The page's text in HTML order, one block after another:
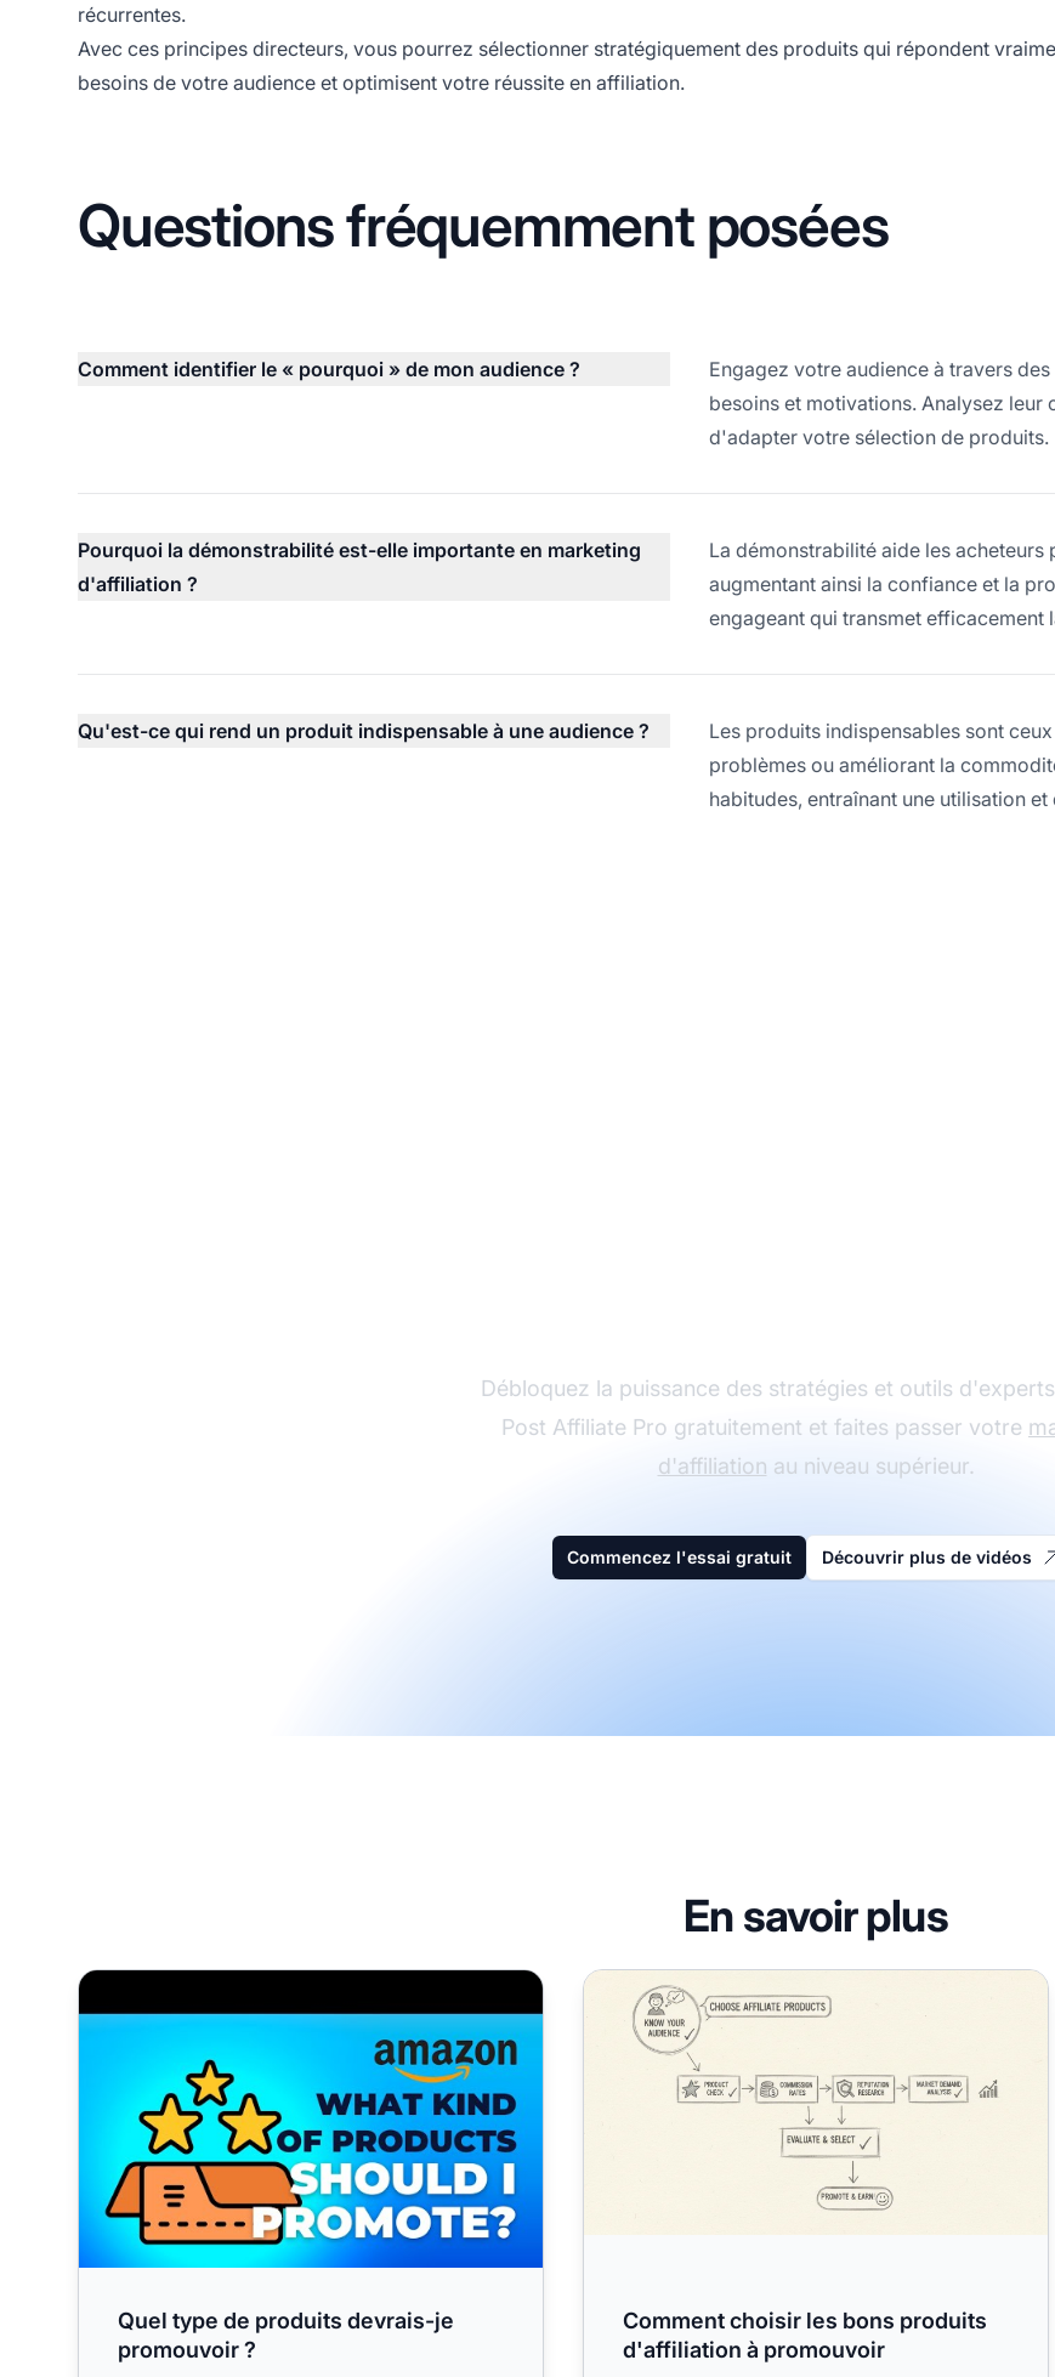
récurrentes.
Avec ces principes directeurs, vous pourrez sélectionner stratégiquement des produits qui répondent
besoins de votre audience et optimisent votre réussite en affiliation.
Questions fréquemment posées
Comment identifier le « pourquoi » de mon audience ?
Engagez votre audience à travers
besoins et motivations. Analysez
d'adapter votre sélection de produits.
Pourquoi la démonstrabilité est-elle importante en marketing
d'affiliation ?
La démonstrabilité aide les
augmentant ainsi la confiance et la
engageant qui transmet efficacement
Qu'est-ce qui rend un produit indispensable à une audience ?
Les produits indispensables sont
problèmes ou améliorant la
habitudes, entraînant une utilisation et
Débloquez la puissance des stratégies et outils
Post Affiliate Pro gratuitement et faites passer votre
d'affiliation au niveau supérieur.
Commencez l'essai gratuit Découvrir plus de vidéos
En savoir plus
Quel type de produits devrais-je promouvoir ?
Quel type de produits devrais-je
promouvoir ?
Comment choisir les bons produits d'affiliation à
Comment choisir les bons produits
d'affiliation à promouvoir